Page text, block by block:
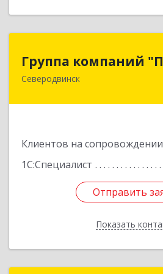
Группа компаний
Северодвинск
Клиентов на сопровождении
1С:Специалист
Отправить
Показать
Группа
164500, Архангельская
Отправить
Назад